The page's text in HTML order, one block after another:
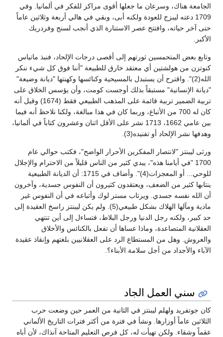
الجامعة هناك، وسرعان ما جعلها أقوى مراكز للفكر في ألمانيا. وفي
1709 دعته ليبزج للعودة ولكنه أبى، وبقي في هالي أربعة وثلاثين عاماً
حتى آخر حياته، وافتتح عصر الاستنارة الذي أنجب لسنج وفردريك
الأكبر.
وتابع بعض المتحمسين ثورتهم إلى أقصى درجات الإلحاد، فنبذ ماتياس
كنوتزن من هولشتين أي معتقد خارق للطبيعة "أننا فوق كل شيء ننكر
الله(2)". واقترح أن يستبدل بالمسيحية وكنائسها وكهنتها "ديانة وضيعة"
"ديانة الإنسانية" مستبقاً بذلك أوجست كومت، وأن يؤسس الخلاق على
تربية الضمير تربية قائمة على المذهب الطبيعي فقط (1674) وقيل أنه
كان له 700 من الأتباع، وربما كان في هذا مبالغة، ولكنا نلاحظ أنه فيما
بين عامي 1662، 1713 نشر على الأقل اثنان وعشرون كتاباً في ألمانيا،
وهدفها نشر الإلحاد أو تفنيده(3).
ورثى ليبنتز "لانتصار المفكرين الأحرار الواضح"، فكتب حوالي عام
1700 "في أيامنا هذه"، يبدي كثير من الناس قليلاً من الاحترام والإجلال
للوحي... أو المعجزات(4)". وأضاف في 1715: أن الديانة الطبيعية
ينتابها كثير من الضعف، ويعتقدون كثيرون أن النفوس جسدية، وآخرون
أن الله نفسه جسدي. ويرتاب مستر لوك وأتباعه في أن النفوس غير
مادية ومآلها الهلاك بشكل طبيعي(5). ولم يكن ليبنتز راسخ العقيدة إلى
حد كبير، ولكنه رجل الدنيا ورجل البلاط، فتساءل إلى أين تنتهي
العقلانية المتصاعدة، وماذا عساها أن تفعل بالكنائس والأخلاق
والعروش. وهل من المستطاع الرد على العقلانيين بلغتهم وإنقاذ عقيدة
الآباء والأجداد من أجل سلامة الأبناء؟.
سني العمل الجاد
كان جوتفريد ولهلم ليبنتز في الثانية من العمر حين وضعت حرب
الثلاثين عاماً أوزارها. ونشأ في فترة من أكثر فترات التاريخ الألماني
عقماً وشقاء. ولكن تهيأت له، كل فرص التعليم المتاحة آنذاك، لأن أباه